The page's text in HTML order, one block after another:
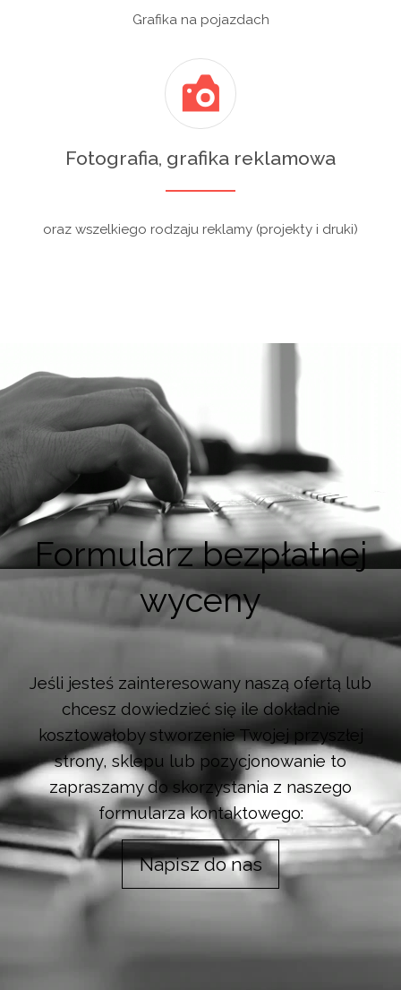
Grafika na pojazdach
Fotografia, grafika reklamowa
oraz wszelkiego rodzaju reklamy (projekty i druki)
Formularz bezpłatnej
wyceny
Jeśli jesteś zainteresowany naszą ofertą lub
chcesz dowiedzieć się ile dokładnie
kosztowałoby stworzenie Twojej przyszłej
strony, sklepu lub pozycjonowanie to
zapraszamy do skorzystania z naszego
formularza kontaktowego:
Napisz do nas